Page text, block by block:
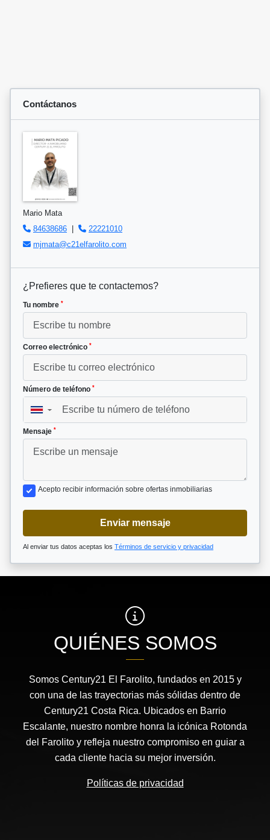
Contáctanos
Mario Mata
84638686
22221010
mjmata@c21elfarolito.com
¿Prefieres que te contactemos?
Tu nombre *
Correo electrónico *
Número de teléfono *
▼
Mensaje *
Acepto recibir información sobre ofertas inmobiliarias
Enviar mensaje
Al enviar tus datos aceptas los Términos de servicio y privacidad
QUIÉNES SOMOS
Somos Century21 El Farolito, fundados en 2015 y
con una de las trayectorias más sólidas dentro de
Century21 Costa Rica. Ubicados en Barrio
Escalante, nuestro nombre honra la icónica Rotonda
del Farolito y refleja nuestro compromiso en guiar a
cada cliente hacia su mejor inversión.
Políticas de privacidad